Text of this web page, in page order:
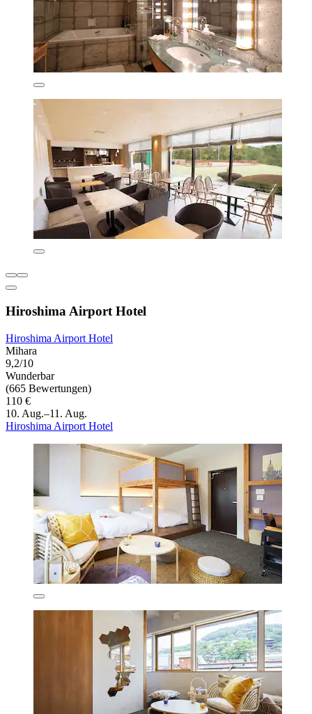
Hiroshima Airport Hotel
Hiroshima Airport Hotel
Mihara
9,2/10
Wunderbar
(665 Bewertungen)
110 €
10. Aug.–11. Aug.
Hiroshima Airport Hotel